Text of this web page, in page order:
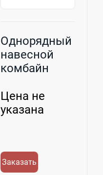
Однорядный
навесной
комбайн
МЕ-45
Цена не
указана
Заказать